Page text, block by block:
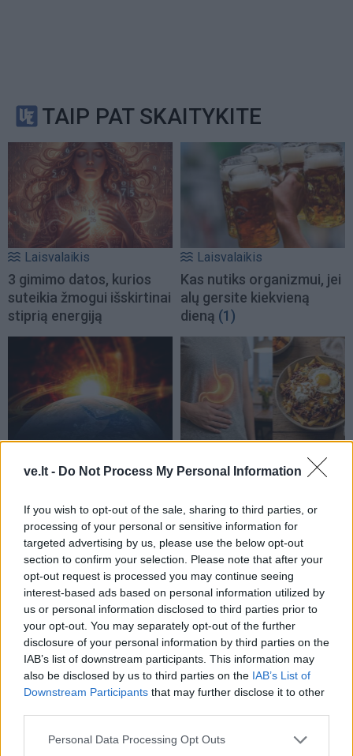
ve.lt - Do Not Process My Personal Information
If you wish to opt-out of the sale, sharing to third parties, or
processing of your personal or sensitive information for
targeted advertising by us, please use the below opt-out
section to confirm your selection. Please note that after your
opt-out request is processed you may continue seeing
interest-based ads based on personal information utilized by
us or personal information disclosed to third parties prior to
your opt-out. You may separately opt-out of the further
disclosure of your personal information by third parties on the
IAB’s list of downstream participants. This information may
also be disclosed by us to third parties on the IAB’s List of
Downstream Participants that may further disclose it to other
Personal Data Processing Opt Outs
TAIP PAT SKAITYKITE
Laisvalaikis
3 gimimo datos, kurios
suteikia žmogui išskirtinai
stiprią energiją
Laisvalaikis
Kas nutiks organizmui, jei
alų gersite kiekvieną
dieną (1)
Magnetinė audra
jos galia
Ko nereikėtų daryti po
gastroenterologai davė
tris patarimus sveikam
virškinimui
Laisvalaikis
metų gyvenimo be
Laisvalaikis
patinkančią gėlę ir